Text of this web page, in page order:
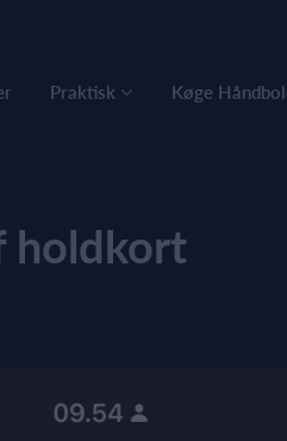
Praktisk Køge
holdkort